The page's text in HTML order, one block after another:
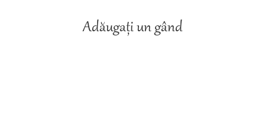
Adăugați un gând